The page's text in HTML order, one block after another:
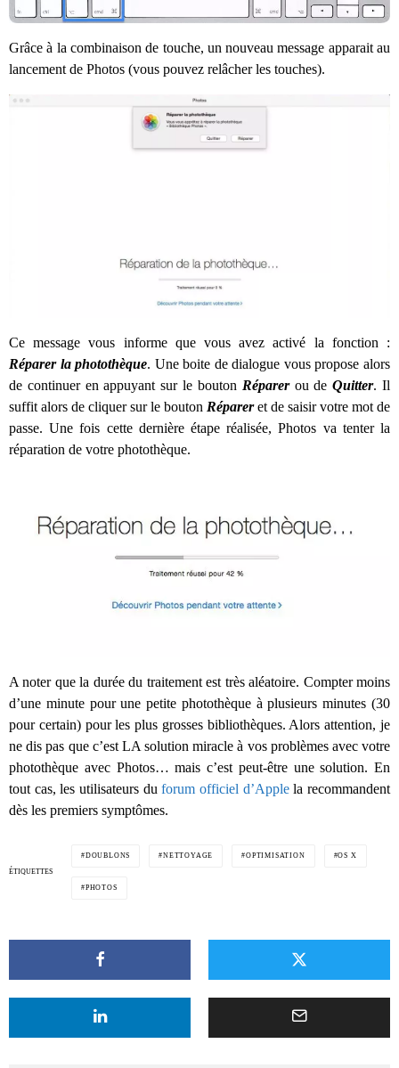
Grâce à la combinaison de touche, un nouveau message apparait au
lancement de Photos (vous pouvez relâcher les touches).
Ce message vous informe que vous avez activé la fonction :
Réparer la photothèque. Une boite de dialogue vous propose alors
de continuer en appuyant sur le bouton Réparerou de Quitter. Il
suffit alors de cliquer sur le bouton Répareret de saisir votre mot de
passe. Une fois cette dernière étape réalisée, Photos va tenter la
réparation de votre photothèque.
A noter que la durée du traitement est très aléatoire. Compter moins
d’une minute pour une petite photothèque à plusieurs minutes (30
pour certain) pour les plus grosses bibliothèques. Alors attention, je
ne dis pas que c’est LA solution miracle à vos problèmes avec votre
photothèque avec Photos… mais c’est peut-être une solution. En
tout cas, les utilisateurs duforum officiel d’Applela recommandent
dès les premiers symptômes.
ÉTIQUETTES
DOUBLONS NETTOYAGE OPTIMISATION OS X
PHOTOS